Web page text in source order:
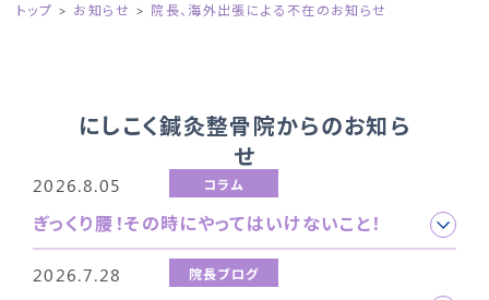
トップ お知らせ 院長、海外出張による不在のお知らせ
にしこく鍼灸整骨院からのお知ら
せ
2026.8.05 コラム
ぎっくり腰！その時にやってはいけないこと！
2026.7.28 院長ブログ